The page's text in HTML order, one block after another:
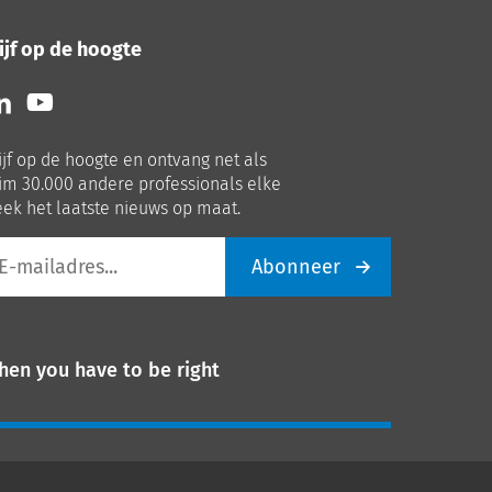
op de hoogte
Volg
ons
Youtube
op de hoogte en ontvang net als
30.000 andere professionals elke
het laatste nieuws op maat.
Abonneer
you have to be right